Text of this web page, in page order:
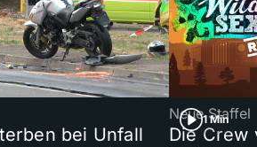
bei Unfall
1 Min
Neue Staffel
Die Crew